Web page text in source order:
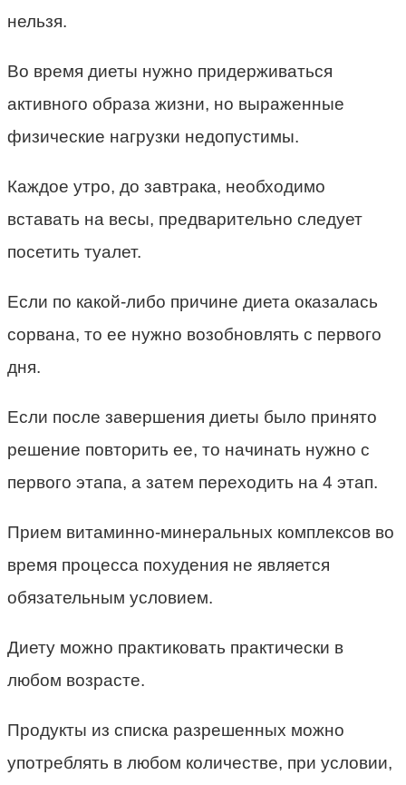
нельзя.
Во время диеты нужно придерживаться
активного образа жизни, но выраженные
физические нагрузки недопустимы.
Каждое утро, до завтрака, необходимо
вставать на весы, предварительно следует
посетить туалет.
Если по какой-либо причине диета оказалась
сорвана, то ее нужно возобновлять с первого
дня.
Если после завершения диеты было принято
решение повторить ее, то начинать нужно с
первого этапа, а затем переходить на 4 этап.
Прием витаминно-минеральных комплексов во
время процесса похудения не является
обязательным условием.
Диету можно практиковать практически в
любом возрасте.
Продукты из списка разрешенных можно
употреблять в любом количестве, при условии,